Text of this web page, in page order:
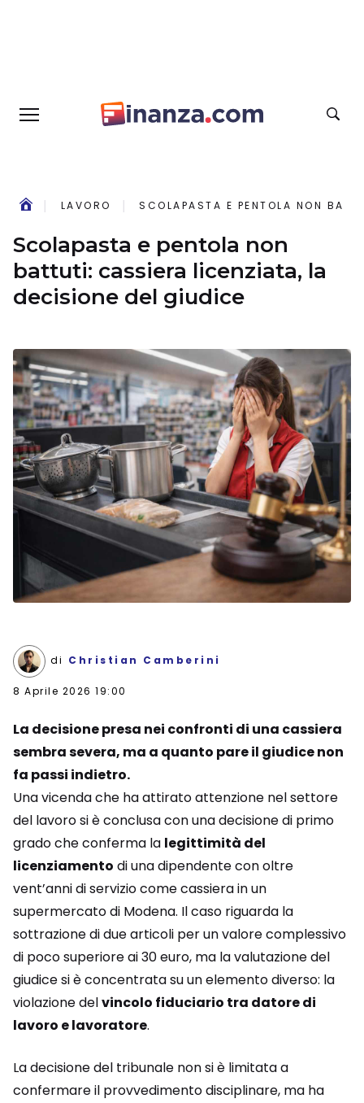
LAVORO SCOLAPASTA E PENTOLA NON
Scolapasta e pentola non
battuti: cassiera licenziata, la
decisione del giudice
di Christian Camberini
8 Aprile 2026 19:00
La decisione presa nei confronti di una cassiera
sembra severa, ma a quanto pare il giudice non
fa passi indietro.
Una vicenda che ha attirato attenzione nel settore
del lavoro si è conclusa con una decisione di primo
grado che conferma la legittimità del
licenziamento di una dipendente con oltre
vent’anni di servizio come cassiera in un
supermercato di Modena. Il caso riguarda la
sottrazione di due articoli per un valore complessivo
di poco superiore ai 30 euro, ma la valutazione del
giudice si è concentrata su un elemento diverso: la
violazione delvincolo fiduciario tra datore di
lavoro e lavoratore.
La decisione del tribunale non si è limitata a
confermare il provvedimento disciplinare, ma ha